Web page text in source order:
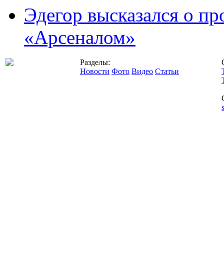
Эдегор высказался о
«Арсеналом»
Разделы:
Новости Фото Видео Статьи